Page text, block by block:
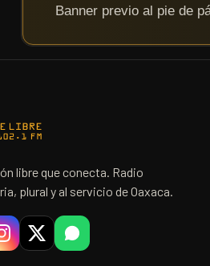
libre que conecta. Radio
plural y al servicio de Oaxaca.